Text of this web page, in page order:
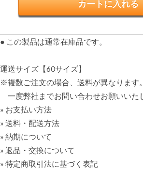
● この製品は通常在庫品です。
運送サイズ【60サイズ】
※複数ご注文の場合、送料が異なります。
一度弊社までお問い合わせお願いいた
» お支払い方法
» 送料・配送方法
» 納期について
» 返品・交換について
» 特定商取引法に基づく表記